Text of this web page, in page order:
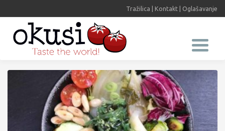
Tražilica Kontakt Oglašavanje